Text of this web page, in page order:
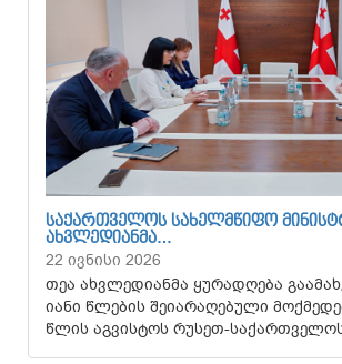
ᲡᲐᲥᲐᲠᲗᲕᲔᲚᲝᲡ ᲡᲐᲮᲔᲚᲛᲬᲘᲤᲝ
ᲐᲮᲕᲚᲔᲓᲘᲐᲜᲛᲐ…
22 ივნისი 2026
თეა ახვლედიანმა ყურადღება
იანი წლების შეიარაღებული
წლის აგვისტოს რუსეთ-